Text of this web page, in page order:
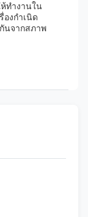
ทํางานใน
งกําเนิด
นจากสภาพ